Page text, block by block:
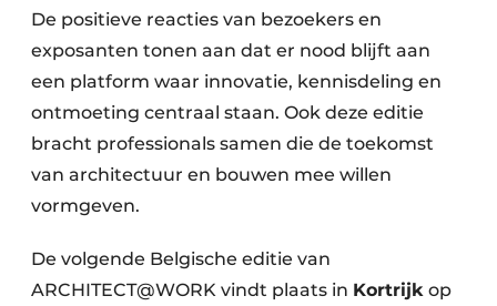
De positieve reacties van bezoekers en
exposanten tonen aan dat er nood blijft aan
een platform waar innovatie, kennisdeling en
ontmoeting centraal staan. Ook deze editie
bracht professionals samen die de toekomst
van architectuur en bouwen mee willen
vormgeven.
De volgende Belgische editie van
ARCHITECT@WORK vindt plaats in Kortrijk op